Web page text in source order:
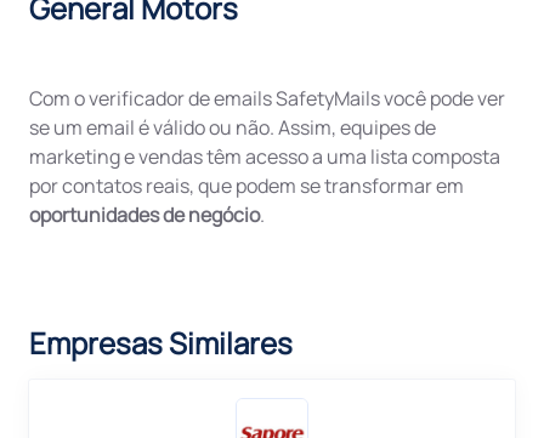
Com o verificador de emails SafetyMails você pode ver
se um email é válido ou não. Assim, equipes de
marketing e vendas têm acesso a uma lista composta
por contatos reais, que podem se transformar em
oportunidades de negócio.
Empresas Similares